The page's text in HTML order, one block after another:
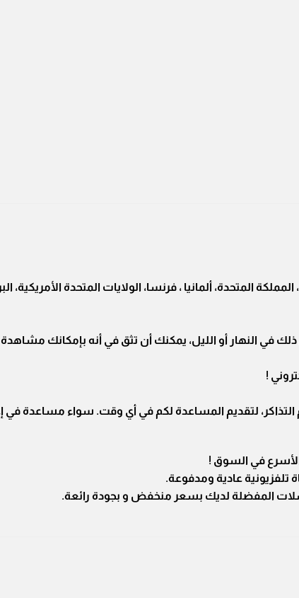
المتحدة، ألمانيا ، فرنسا، الولايات المتحدة الأمريكية،
أيام في الأسبوع عن طريق نظام التذاكر، لتقديم المساعدة لكم في أي وقت. سواء
الأسرع في السوق !
المفضلة لديك بسعر منخفض و بجودة رائعة.